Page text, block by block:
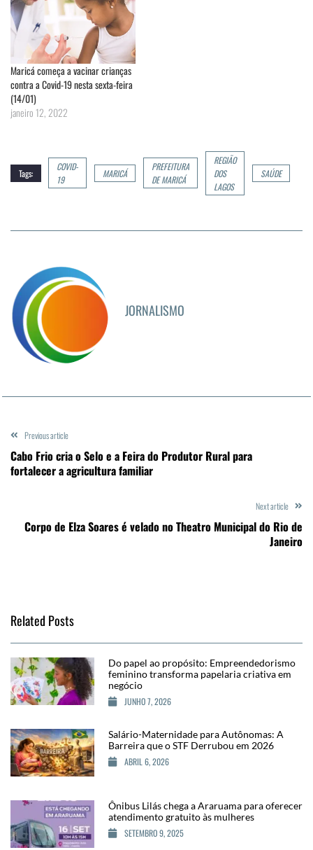
Maricá começa a vacinar crianças
contra a Covid-19 nesta sexta-feira
(14/01)
janeiro 12, 2022
Tags:
COVID-
19
MARICÁ
PREFEITURA
DE MARICÁ
REGIÃO
DOS
LAGOS
SAÚDE
JORNALISMO
Previous article
Cabo Frio cria o Selo e a Feira do Produtor Rural para
fortalecer a agricultura familiar
Next article
Corpo de Elza Soares é velado no Theatro Municipal do Rio de
Janeiro
Related Posts
Do papel ao propósito: Empreendedorismo
feminino transforma papelaria criativa em
negócio
JUNHO 7, 2026
Salário-Maternidade para Autônomas: A
Barreira que o STF Derrubou em 2026
ABRIL 6, 2026
Ônibus Lilás chega a Araruama para oferecer
atendimento gratuito às mulheres
SETEMBRO 9, 2025